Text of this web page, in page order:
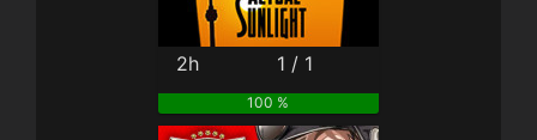
2h 1 / 1
100 %